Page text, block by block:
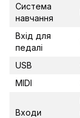
Система
навчання
Вхід для
педалі
USB
MIDI
Входи